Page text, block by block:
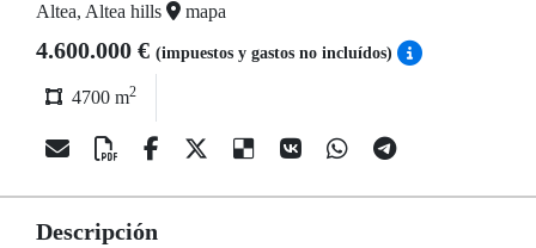
Altea, Altea hills mapa
4.600.000 € (impuestos y gastos no incluídos)
4700 m2
Descripción